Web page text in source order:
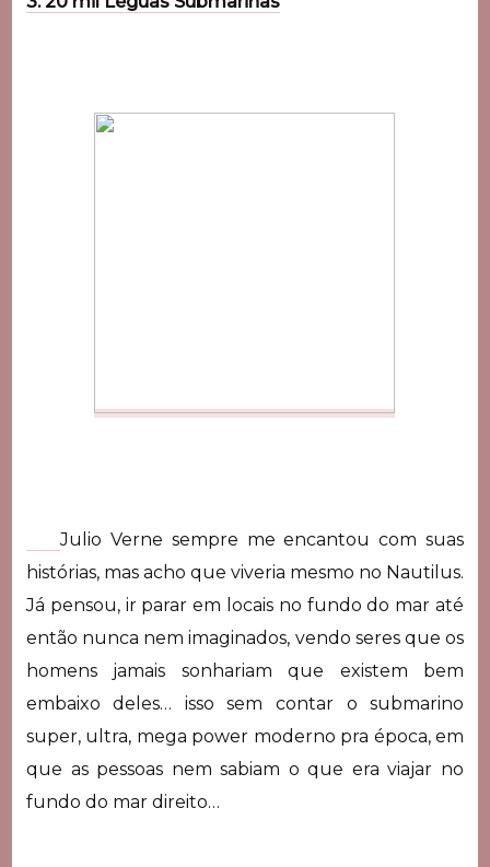
Julio Verne sempre me encantou com suas
histórias, mas acho que viveria mesmo no Nautilus.
Já pensou, ir parar em locais no fundo do mar até
então nunca nem imaginados, vendo seres que os
homens jamais sonhariam que existem bem
embaixo deles… isso sem contar o submarino
super, ultra, mega power moderno pra época, em
que as pessoas nem sabiam o que era viajar no
fundo do mar direito…